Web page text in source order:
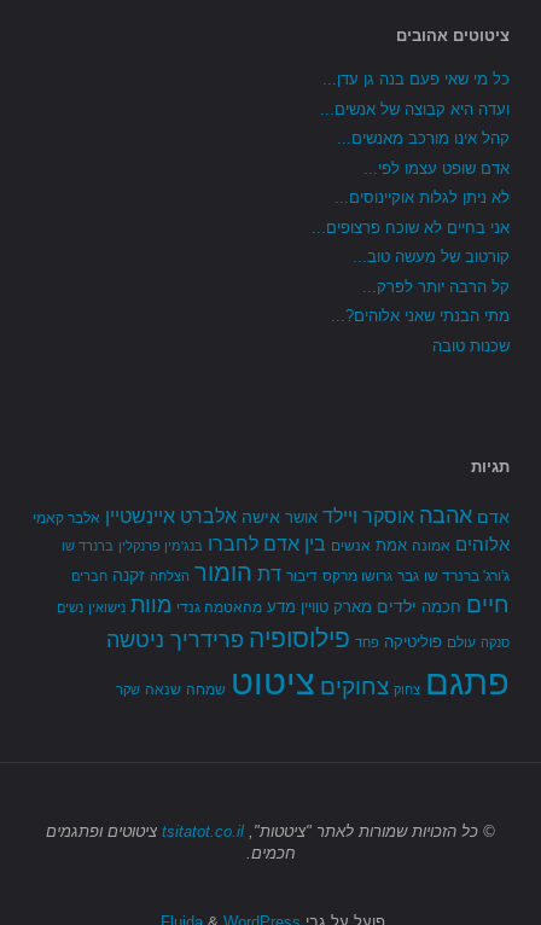
ציטוטים אהובים
כל מי שאי פעם בנה גן עדן...
ועדה היא קבוצה של אנשים...
קהל אינו מורכב מאנשים...
אדם שופט עצמו לפי...
לא ניתן לגלות אוקיינוסים...
אני בחיים לא שוכח פרצופים...
קורטוב של מעשה טוב...
קל הרבה יותר לפרק...
מתי הבנתי שאני אלוהים?...
שכנות טובה
תגיות
אדם אהבה אוסקר ויילד אושר אישה אלברט איינשטיין אלבר קאמי
אלוהים אמונה אמת אנשים בין אדם לחברו בנג'מין פרנקלין ברנרד שו
ג'ורג' ברנרד שו גבר גרושו מרקס דיבור דת הומור הצלחה זקנה חברים
חיים חכמה ילדים מארק טוויין מדע מהאטמה גנדי מוות נישואין נשים
סנקה עולם פוליטיקה פחד פילוסופיה פרידריך ניטשה
פתגם צחוק צחוקים ציטוט שמחה שנאה שקר
© כל הזכויות שמורות לאתר "ציטטות", tsitatot.co.il ציטוטים ופתגמים
חכמים.